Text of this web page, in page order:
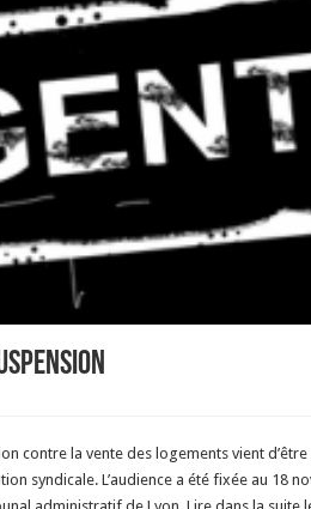
contre la vente des logements vient
syndicale. L’audience a été fixée au 18